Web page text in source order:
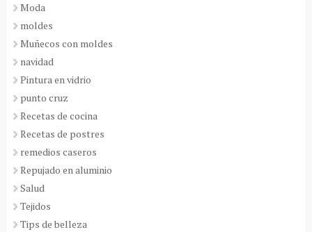
Moda
moldes
Muñecos con moldes
navidad
Pintura en vidrio
punto cruz
Recetas de cocina
Recetas de postres
remedios caseros
Repujado en aluminio
Salud
Tejidos
Tips de belleza